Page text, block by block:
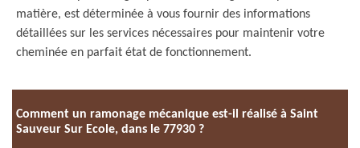
matière, est déterminée à vous fournir des informations
détaillées sur les services nécessaires pour maintenir votre
cheminée en parfait état de fonctionnement.
Comment un ramonage mécanique est-il réalisé à Saint
Sauveur Sur Ecole, dans le 77930 ?